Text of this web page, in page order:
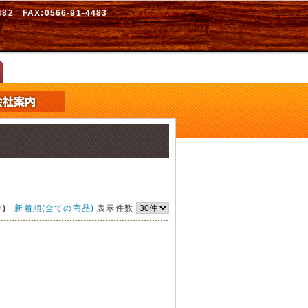
FAX:0566-91-4483
) 新着順(全ての商品) 表示件数